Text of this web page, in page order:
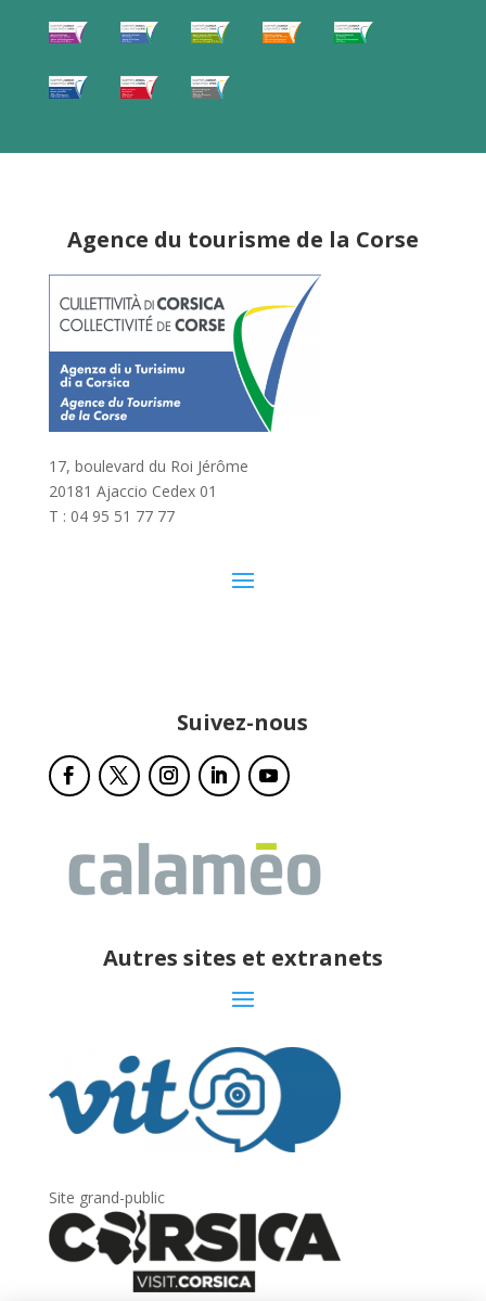
Agence du tourisme de la Corse
17, boulevard du Roi Jérôme
20181 Ajaccio Cedex 01
T : 04 95 51 77 77
Suivez-nous
Autres sites et extranets
Site grand-public